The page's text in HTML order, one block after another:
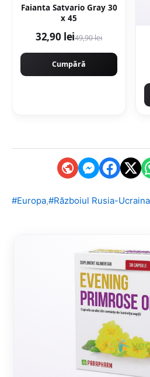
Faianta Satvario Gray 30
x 45
32,90 lei49,90 lei
Cumpără
#Europa,#Războiul Rusia-Ucraina